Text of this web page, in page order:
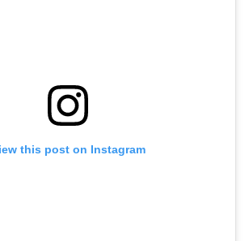
this post on Instagram